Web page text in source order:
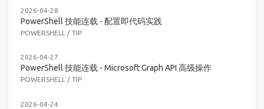
2026-04-28
PowerShell 技能连载 - 配置即代码实践
POWERSHELL / TIP
2026-04-27
PowerShell 技能连载 - Microsoft Graph API 高级操作
POWERSHELL / TIP
2026-04-24